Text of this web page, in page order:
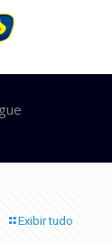
Exibir tudo